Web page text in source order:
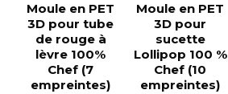
Moule en PET
3D pour tube
de rouge à
lèvre 100%
Chef (7
empreintes)
Moule en PET
3D pour
sucette
Lollipop 100 %
Chef (10
empreintes)